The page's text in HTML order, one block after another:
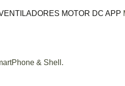
MOTOR DC APP
& Shell.